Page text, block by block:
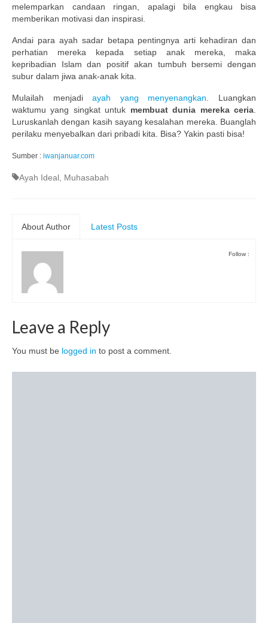
melemparkan candaan ringan, apalagi bila engkau bisa
memberikan motivasi dan inspirasi.
Andai para ayah sadar betapa pentingnya arti kehadiran dan
perhatian mereka kepada setiap anak mereka, maka
kepribadian Islam dan positif akan tumbuh bersemi dengan
subur dalam jiwa anak-anak kita.
Mulailah menjadiayah yang menyenangkan . Luangkan
waktumu yang singkat untuk membuat dunia mereka ceria
Luruskanlah dengan kasih sayang kesalahan mereka. Buanglah
perilaku menyebalkan dari pribadi kita. Bisa? Yakin pasti bisa!
Sumber : iwanjanuar.com
Ayah Ideal Muhasabah
About Author Latest Posts
Follow :
Leave a Reply
You must be logged in to post a comment.